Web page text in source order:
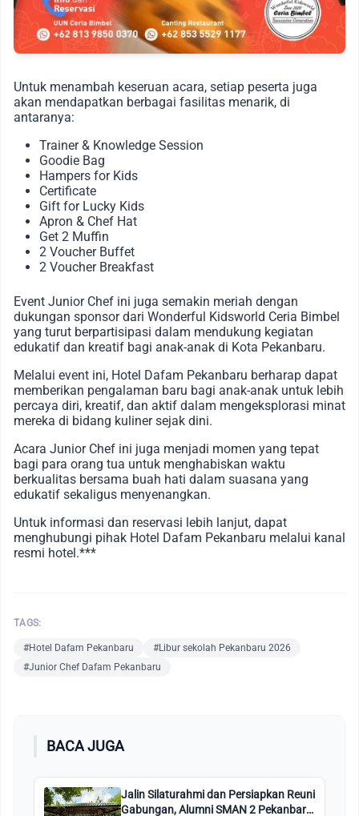
Untuk menambah keseruan acara, setiap peserta juga
akan mendapatkan berbagai fasilitas menarik, di
antaranya:
Trainer & Knowledge Session
Goodie Bag
Hampers for Kids
Certificate
Gift for Lucky Kids
Apron & Chef Hat
Get 2 Muffin
2 Voucher Buffet
2 Voucher Breakfast
Event Junior Chef ini juga semakin meriah dengan
dukungan sponsor dari Wonderful Kidsworld Ceria Bimbel
yang turut berpartisipasi dalam mendukung kegiatan
edukatif dan kreatif bagi anak-anak di Kota Pekanbaru.
Melalui event ini, Hotel Dafam Pekanbaru berharap dapat
memberikan pengalaman baru bagi anak-anak untuk lebih
percaya diri, kreatif, dan aktif dalam mengeksplorasi minat
mereka di bidang kuliner sejak dini.
Acara Junior Chef ini juga menjadi momen yang tepat
bagi para orang tua untuk menghabiskan waktu
berkualitas bersama buah hati dalam suasana yang
edukatif sekaligus menyenangkan.
Untuk informasi dan reservasi lebih lanjut, dapat
menghubungi pihak Hotel Dafam Pekanbaru melalui kanal
resmi hotel.***
TAGS:
#Hotel Dafam Pekanbaru
#Libur sekolah Pekanbaru 2026
#Junior Chef Dafam Pekanbaru
BACA JUGA
Jalin Silaturahmi dan Persiapkan Reuni
Gabungan, Alumni SMAN 2 Pekanbaru